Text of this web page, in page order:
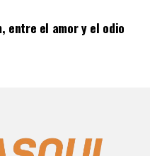
entre el amor y el odio